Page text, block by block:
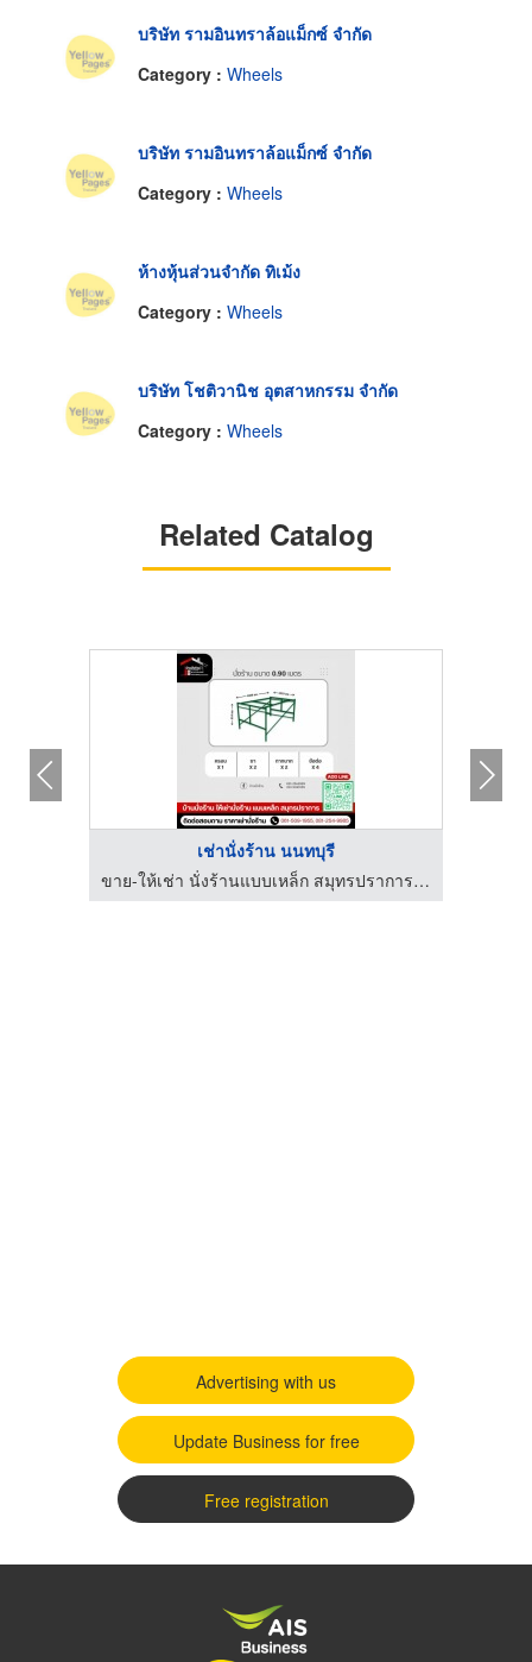
บริษัท รามอินทราล้อแม็กซ์ จำกัด
Category : Wheels
บริษัท รามอินทราล้อแม็กซ์ จำกัด
Category : Wheels
ห้างหุ้นส่วนจำกัด ทิเม้ง
Category : Wheels
บริษัท โชติวานิช อุตสาหกรรม จำกัด
Category : Wheels
Related Catalog
เช่านั่งร้าน นนทบุรี
ขาย-ให้เช่า นั่งร้านแบบเหล็ก สมุทรปราการ - บ้านนั่งร้าน
Advertising with us
Update Business for free
Free registration